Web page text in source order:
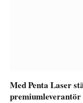
Med Penta Laser